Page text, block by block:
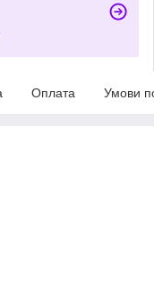
Оплата Умови